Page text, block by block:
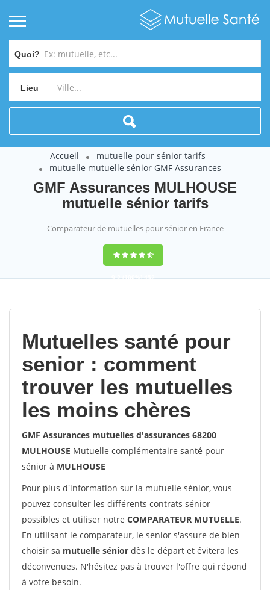
Quoi?
Lieu
Accueil
mutuelle pour sénior tarifs
mutuelle mutuelle sénior GMF Assurances
GMF Assurances MULHOUSE
mutuelle sénior tarifs
Comparateur de mutuelles pour sénior en France
9,2(100%)452
Mutuelles santé pour
senior : comment
trouver les mutuelles
les moins chères
GMF Assurances mutuelles d'assurances 68200
MULHOUSE Mutuelle complémentaire santé pour
sénior à MULHOUSE
Pour plus d'information sur la mutuelle sénior, vous
pouvez consulter les différents contrats sénior
possibles et utiliser notre COMPARATEUR MUTUELLE.
En utilisant le comparateur, le senior s'assure de bien
choisir sa mutuelle sénior dès le départ et évitera les
déconvenues. N'hésitez pas à trouver l'offre qui répond
à votre besoin.